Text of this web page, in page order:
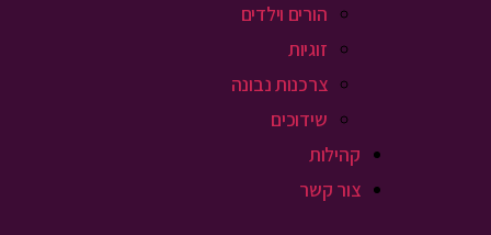
הורים וילדים
זוגיות
צרכנות נבונה
שידוכים
קהילות
צור קשר